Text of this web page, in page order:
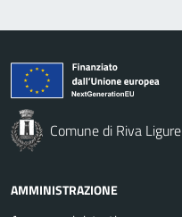
Comune di Riva Ligure
AMMINISTRAZIONE